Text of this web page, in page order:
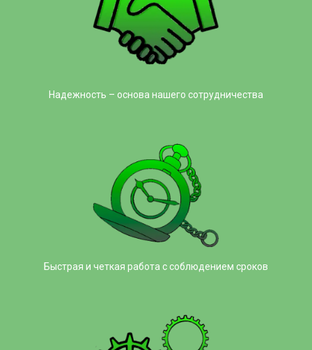
Надежность – основа нашего сотрудничества
Быстрая и четкая работа с соблюдением сроков